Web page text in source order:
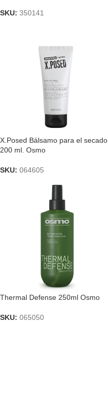
SKU: 350141
X.Posed Bálsamo para el secado
200 ml. Osmo
SKU: 064605
Thermal Defense 250ml Osmo
SKU: 065050